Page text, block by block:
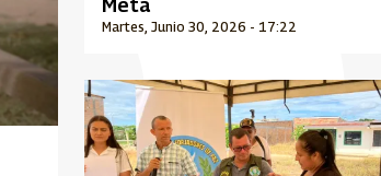
Martes, Junio 30, 2026 - 17:22
Meta